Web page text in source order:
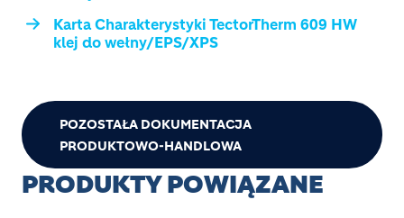
Karta Charakterystyki TectorTherm 609 HW
klej do wełny/EPS/XPS
POZOSTAŁA DOKUMENTACJA
PRODUKTOWO-HANDLOWA
PRODUKTY POWIĄZANE